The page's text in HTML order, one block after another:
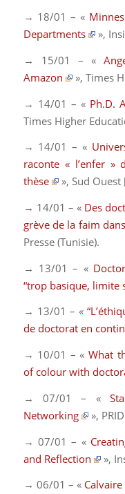
→ 18/01 – «
Departments
»,
→ 15/01 – «
Amazon
», Times
→ 14/01 – « Ph.D.
Times Higher
→ 14/01 – «
raconte « l’enfer »
thèse
», Sud Ouest
→ 14/01 – « Des
grève de la faim
Presse (Tunisie).
→ 13/01 – «
“trop basique, limite
→ 13/01 – «
de doctorat en
→ 10/01 – « What
of colour with
→ 07/01 – «
Networking
»,
→ 07/01 – «
and Reflection
»,
→ 06/01 – «